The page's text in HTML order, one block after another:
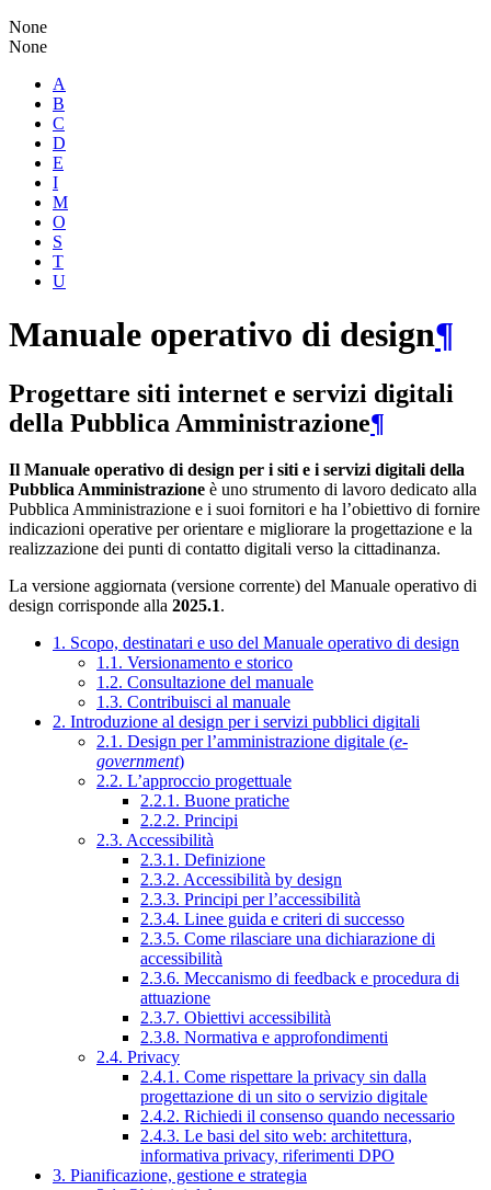
None
None
A
B
C
D
E
I
M
O
S
T
U
Manuale operativo di design¶
Progettare siti internet e servizi digitali
della Pubblica Amministrazione¶
Il Manuale operativo di design per i siti e i servizi digitali della
Pubblica Amministrazione è uno strumento di lavoro dedicato alla
Pubblica Amministrazione e i suoi fornitori e ha l’obiettivo di fornire
indicazioni operative per orientare e migliorare la progettazione e la
realizzazione dei punti di contatto digitali verso la cittadinanza.
La versione aggiornata (versione corrente) del Manuale operativo di
design corrisponde alla 2025.1.
1. Scopo, destinatari e uso del Manuale operativo di design
1.1. Versionamento e storico
1.2. Consultazione del manuale
1.3. Contribuisci al manuale
2. Introduzione al design per i servizi pubblici digitali
2.1. Design per l’amministrazione digitale (e-
government)
2.2. L’approccio progettuale
2.2.1. Buone pratiche
2.2.2. Principi
2.3. Accessibilità
2.3.1. Definizione
2.3.2. Accessibilità by design
2.3.3. Principi per l’accessibilità
2.3.4. Linee guida e criteri di successo
2.3.5. Come rilasciare una dichiarazione di
accessibilità
2.3.6. Meccanismo di feedback e procedura di
attuazione
2.3.7. Obiettivi accessibilità
2.3.8. Normativa e approfondimenti
2.4. Privacy
2.4.1. Come rispettare la privacy sin dalla
progettazione di un sito o servizio digitale
2.4.2. Richiedi il consenso quando necessario
2.4.3. Le basi del sito web: architettura,
informativa privacy, riferimenti DPO
3. Pianificazione, gestione e strategia